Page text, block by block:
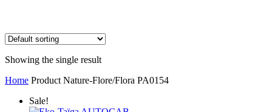
Showing the single result
Home Product Nature-Flore/Flora PA0154
Sale!